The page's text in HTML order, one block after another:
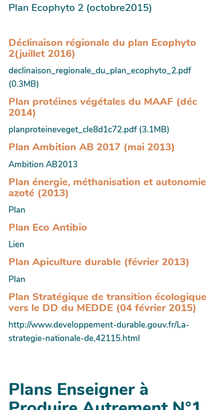
Plan Ecophyto 2 (octobre2015)
Déclinaison régionale du plan Ecophyto
2(juillet 2016)
declinaison_regionale_du_plan_ecophyto_2.pdf
(0.3MB)
Plan protéines végétales du MAAF (déc
2014)
planproteineveget_cle8d1c72.pdf (3.1MB)
Plan Ambition AB 2017 (mai 2013)
Ambition AB2013
Plan énergie, méthanisation et autonomie
azoté (2013)
Plan
Plan Eco Antibio
Lien
Plan Apiculture durable (février 2013)
Plan
Plan Stratégique de transition écologique
vers le DD du MEDDE (04 février 2015)
http://www.developpement-durable.gouv.fr/La-
strategie-nationale-de,42115.html
Plans Enseigner à